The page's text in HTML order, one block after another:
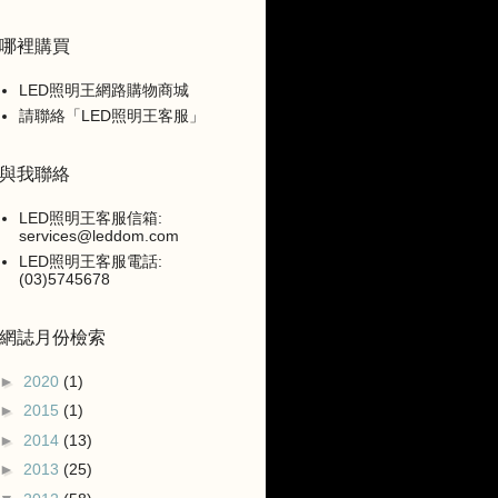
哪裡購買
LED照明王網路購物商城
請聯絡「LED照明王客服」
與我聯絡
LED照明王客服信箱:
services@leddom.com
LED照明王客服電話:
(03)5745678
網誌月份檢索
► 2020 (1)
► 2015 (1)
► 2014 (13)
► 2013 (25)